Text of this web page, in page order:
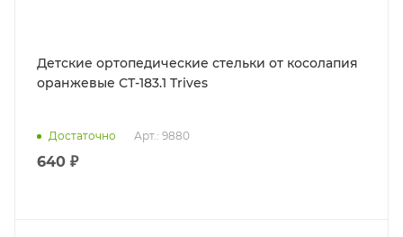
Детские ортопедические стельки от косолапия
оранжевые СТ-183.1 Trives
Достаточно Арт.: 9880
640 ₽